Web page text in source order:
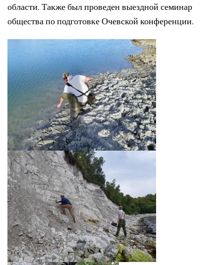
ДОКУМЕНТЫ
области. Также был проведен выездной семинар
общества по подготовке Очевской конференции.